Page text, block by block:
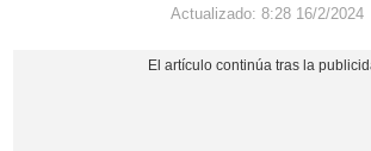
Actualizado: 8:28 16/2/2024